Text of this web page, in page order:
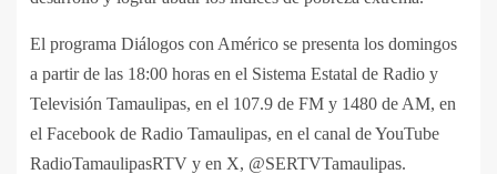
El programa Diálogos con Américo se presenta los domingos
a partir de las 18:00 horas en el Sistema Estatal de Radio y
Televisión Tamaulipas, en el 107.9 de FM y 1480 de AM, en
el Facebook de Radio Tamaulipas, en el canal de YouTube
RadioTamaulipasRTV y en X, @SERTVTamaulipas.